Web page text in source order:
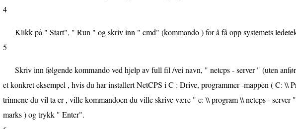
4
Klikk på " Start", " Run " og skriv inn " cmd" (kommando ) for å få opp systemets
5
Skriv inn følgende kommando ved hjelp av full fil /vei navn, " netcps - server " (uten
et konkret eksempel , hvis du har installert NetCPS i C : Drive, programmer -mappen ( C: \\
trinnene du vil ta er , ville kommandoen du ville skrive være " c: \\ program \\ netcps - server
marks ) og trykk " Enter".